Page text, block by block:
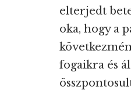
elterjedt
oka, hogy a
fogaikra és